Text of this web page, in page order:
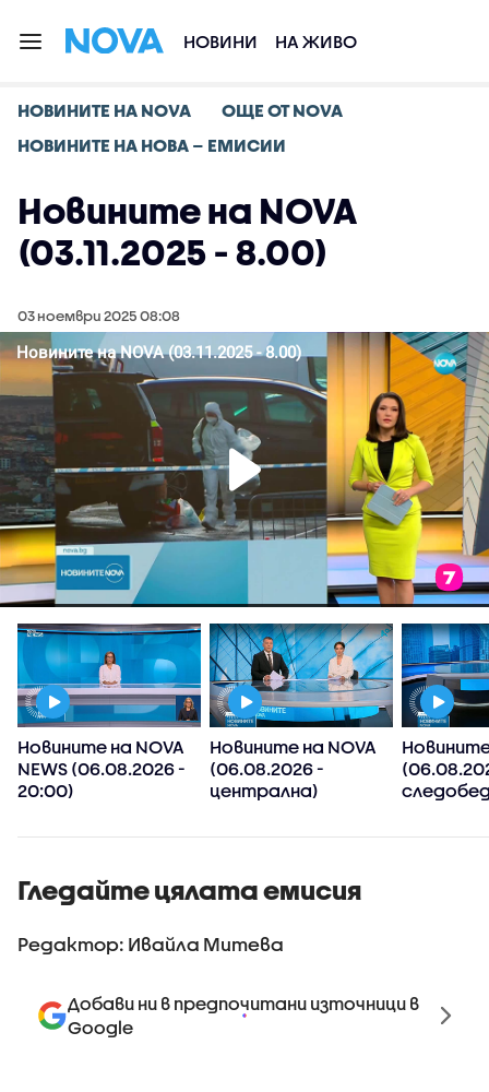
НОВИНИ НА ЖИВО
НОВИНИТЕ НА NOVA
ОЩЕ ОТ NOVA
НОВИНИТЕ НА НОВА – ЕМИСИИ
Новините на NOVA
(03.11.2025 - 8.00)
03 ноември 2025 08:08
Новините на NOVA
NEWS (06.08.2026 -
20:00)
Новините на NOVA
(06.08.2026 -
централна)
Гледайте цялата емисия
Редактор: Ивайла Митева
Добави ни в предпочитани източници в
Google